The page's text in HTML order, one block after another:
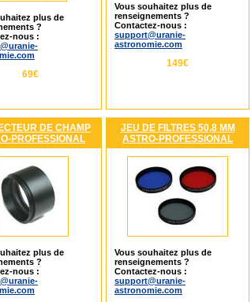
plus de
?
nous :
69€
Vous souhaitez plus de
renseignements ?
Contactez-nous :
support@uranie-
astronomie.com
149€
DE CHAMP
PROFESSIONAL
plus de
?
nous :
JEU DE FILTRES 50,8 MM
ASTRO-PROFESSIONAL
Vous souhaitez plus de
renseignements ?
Contactez-nous :
support@uranie-
astronomie.com